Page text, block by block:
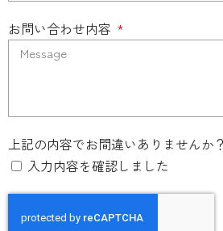
お問い合わせ内容
上記の内容でお間違いありませんか？
入力内容を確認しました